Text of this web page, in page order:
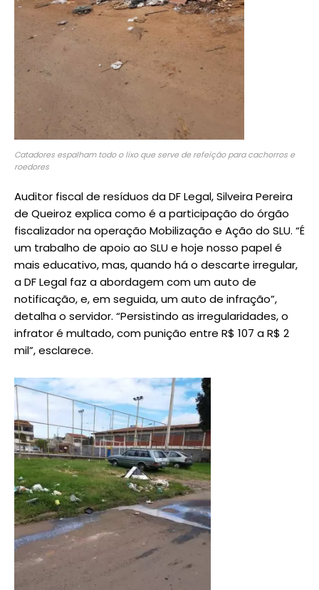
Catadores espalham todo o lixo que serve de refeição para cachorros e
roedores
Auditor fiscal de resíduos da DF Legal, Silveira Pereira
de Queiroz explica como é a participação do órgão
fiscalizador na operação Mobilização e Ação do SLU. “É
um trabalho de apoio ao SLU e hoje nosso papel é
mais educativo, mas, quando há o descarte irregular,
a DF Legal faz a abordagem com um auto de
notificação, e, em seguida, um auto de infração”,
detalha o servidor. “Persistindo as irregularidades, o
infrator é multado, com punição entre R$ 107 a R$ 2
mil”, esclarece.